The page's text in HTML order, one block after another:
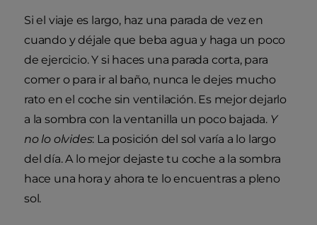
Si el viaje es largo, haz una parada de vez en
cuando y déjale que beba agua y haga un poco
de ejercicio. Y si haces una parada corta, para
comer o para ir al baño, nunca le dejes mucho
rato en el coche sin ventilación. Es mejor dejarlo
a la sombra con la ventanilla un poco bajada. Y
no lo olvides: La posición del sol varía a lo largo
del día. A lo mejor dejaste tu coche a la sombra
hace una hora y ahora te lo encuentras a pleno
sol.